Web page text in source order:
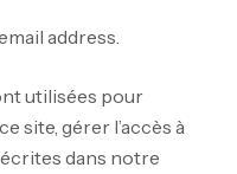
address.
utilisées pour
site, gérer l’accès à
dans notre